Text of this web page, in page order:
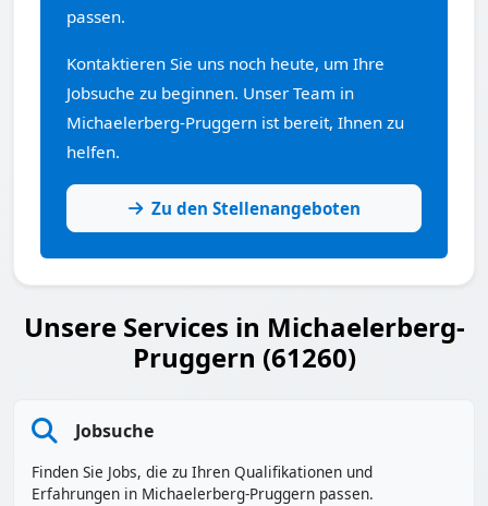
passen.
Kontaktieren Sie uns noch heute, um Ihre
Jobsuche zu beginnen. Unser Team in
Michaelerberg-Pruggern ist bereit, Ihnen zu
helfen.
Zu den Stellenangeboten
Unsere Services in Michaelerberg-
Pruggern (61260)
Jobsuche
Finden Sie Jobs, die zu Ihren Qualifikationen und
Erfahrungen in Michaelerberg-Pruggern passen.